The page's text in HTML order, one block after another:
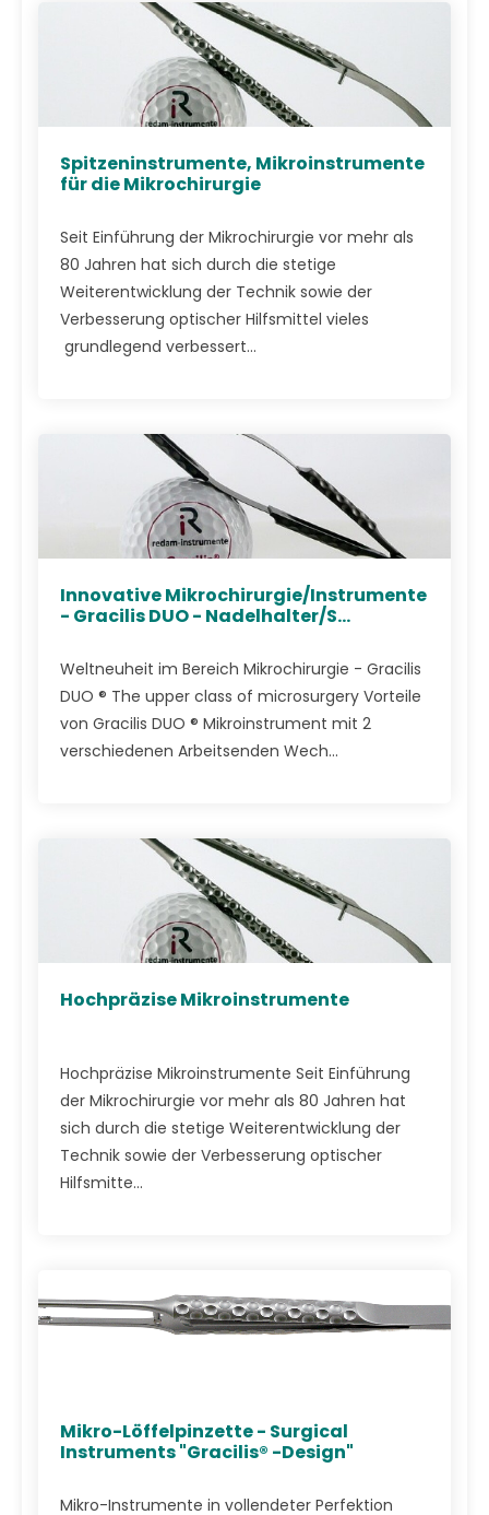
Spitzeninstrumente, Mikroinstrumente
für die Mikrochirurgie
Seit Einführung der Mikrochirurgie vor mehr als
80 Jahren hat sich durch die stetige
Weiterentwicklung der Technik sowie der
Verbesserung optischer Hilfsmittel vieles
grundlegend verbessert...
Innovative Mikrochirurgie/Instrumente
- Gracilis DUO - Nadelhalter/S...
Weltneuheit im Bereich Mikrochirurgie - Gracilis
DUO ® The upper class of microsurgery Vorteile
von Gracilis DUO ® Mikroinstrument mit 2
verschiedenen Arbeitsenden Wech...
Hochpräzise Mikroinstrumente
Hochpräzise Mikroinstrumente Seit Einführung
der Mikrochirurgie vor mehr als 80 Jahren hat
sich durch die stetige Weiterentwicklung der
Technik sowie der Verbesserung optischer
Hilfsmitte...
Mikro-Löffelpinzette - Surgical
Instruments "Gracilis® -Design"
Mikro-Instrumente in vollendeter Perfektion